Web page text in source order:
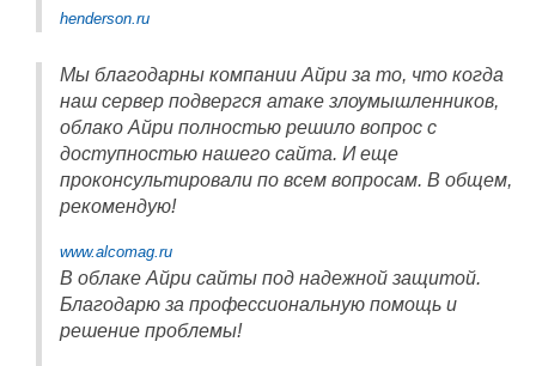
henderson.ru
Мы благодарны компании Айри за то, что когда
наш сервер подвергся атаке злоумышленников,
облако Айри полностью решило вопрос с
доступностью нашего сайта. И еще
проконсультировали по всем вопросам. В общем,
рекомендую!
www.alcomag.ru
В облаке Айри сайты под надежной защитой.
Благодарю за профессиональную помощь и
решение проблемы!